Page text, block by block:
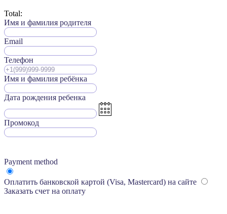
Total:
Имя и фамилия родителя
Email
Телефон
Имя и фамилия ребёнка
Дата рождения ребенка
Промокод
Payment method
Оплатить банковской картой (Visa, Mastercard) на сайте
Заказать счет на оплату